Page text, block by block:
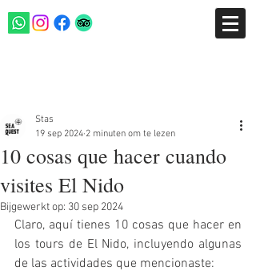
10 cosas que hacer cuando
visites El Nido
Stas
19 sep 2024 2 minuten om te lezen
Bijgewerkt op: 30 sep 2024
Claro, aquí tienes 10 cosas que hacer en
los tours de El Nido, incluyendo algunas
de las actividades que mencionaste: